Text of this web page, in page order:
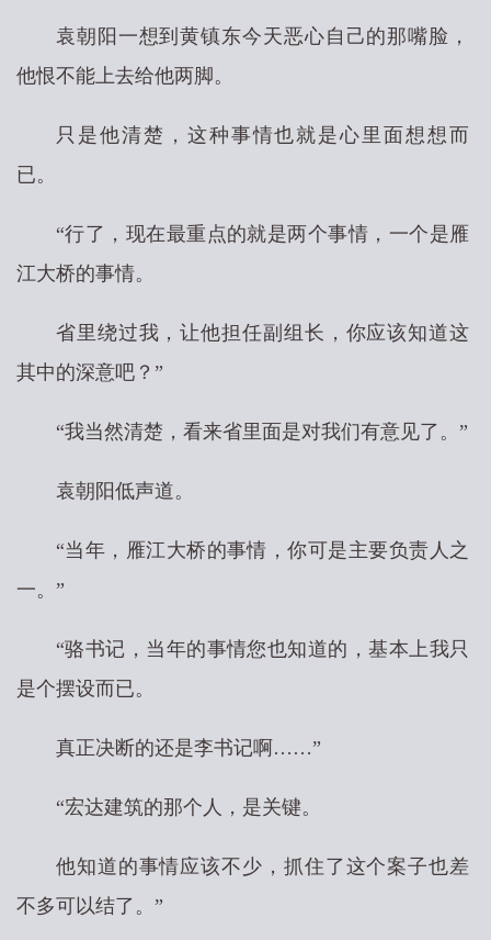
袁朝阳一想到黄镇东今天恶心自己的那嘴脸，
他恨不能上去给他两脚。
只是他清楚，这种事情也就是心里面想想而
已。
“行了，现在最重点的就是两个事情，一个是雁
江大桥的事情。
省里绕过我，让他担任副组长，你应该知道这
其中的深意吧？”
“我当然清楚，看来省里面是对我们有意见了。”
袁朝阳低声道。
“当年，雁江大桥的事情，你可是主要负责人之
一。”
“骆书记，当年的事情您也知道的，基本上我只
是个摆设而已。
真正决断的还是李书记啊……”
“宏达建筑的那个人，是关键。
他知道的事情应该不少，抓住了这个案子也差
不多可以结了。”